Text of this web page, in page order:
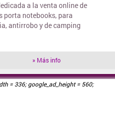
a la venta online de
porta notebooks, para
antirrobo y de camping
» Más info
» Visitar tienda
= 336; google_ad_height = 560;